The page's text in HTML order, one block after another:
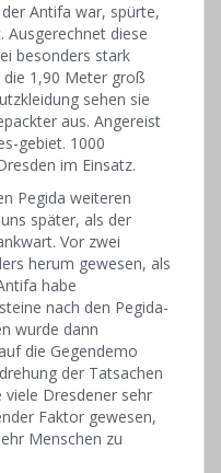
Antifa war, spürte,
Ausgerechnet diese
besonders stark
1,90 Meter groß
sehen sie
aus. Angereist
gebiet. 1000
im Einsatz.
Pegida weiteren
später, als der
Vor zwei
herum gewesen, als
habe
nach den Pegida-
wurde dann
die Gegendemo
der Tatsachen
Dresdener sehr
Faktor gewesen,
Menschen zu